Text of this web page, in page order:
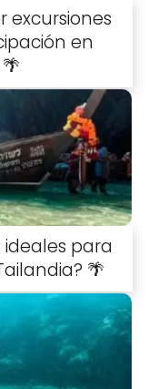
excursiones
en
ideales para
🌴